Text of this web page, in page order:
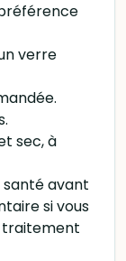
verre
sec, à
santé avant
si vous
traitement